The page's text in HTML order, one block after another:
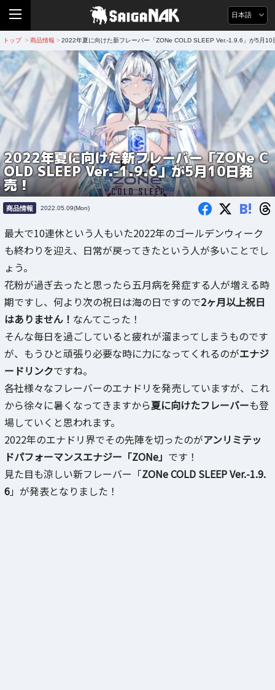
日本語
トップ > 商品情報 > 2022年夏に向けた新フレーバー「ZONe COLD SLEEP Ver.-1.9.6」が5月10
2022年夏に向けた新フレーバー「ZONe C
OLD SLEEP Ver.-1.9.6」が5月10日発
売！
商品情報 2022.05.09(Mon) B!
最大で10連休という人もいた2022年のゴールデンウィーク
も終わりを迎え、日常が戻ってきたという人が多いことでし
ょう。
花粉が過ぎ去ったと思ったら五月病を発症する人が増える時
期ですし、何より次の祝日は海の日ですので2ヶ月以上祝日
はありません！ なんてこった！
そんな毎日を過ごしていると疲れが溜まってしまうものです
が、もうひと頑張り必要な時に力になってくれるのがエナジ
ードリンクですね。
各社様々なフレーバーのエナドリを発売していますが、これ
から徐々に暑くなってきますから夏に向けたフレーバーも登
場していくと思われます。
2022年のエナドリ界でその先陣を切ったのがアンリミテッ
ドパフォーマンスエナジー「ZONe」 です！
見た目も涼しい新フレーバー「ZONe COLD SLEEP Ver.-1.9.
6」が発表となりました！